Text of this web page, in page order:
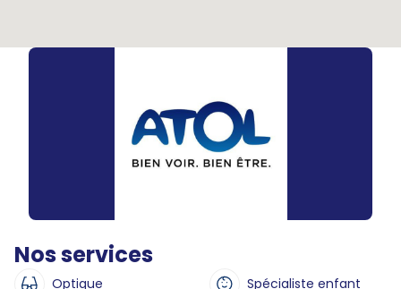
Nos services
Optique Spécialiste enfant